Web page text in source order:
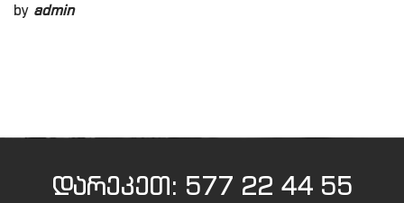
by admin
დარეკეთ: 577 22 44 55